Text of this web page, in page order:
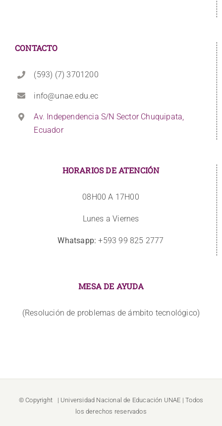
CONTACTO
(593) (7) 3701200
info@unae.edu.ec
Av. Independencia S/N Sector Chuquipata,
Ecuador
HORARIOS DE ATENCIÓN
08H00 A 17H00
Lunes a Viernes
Whatsapp: +593 99 825 2777
MESA DE AYUDA
(Resolución de problemas de ámbito tecnológico)
© Copyright | Universidad Nacional de Educación UNAE | Todos
los derechos reservados